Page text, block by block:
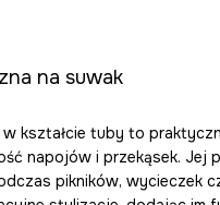
na suwak
w kształcie tuby to
napojów i przekąsek. Jej
pikników, wycieczek